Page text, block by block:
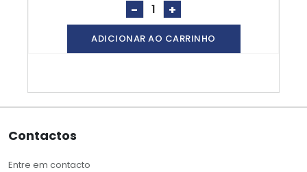
- +
ADICIONAR AO CARRINHO
Contactos
Entre em contacto